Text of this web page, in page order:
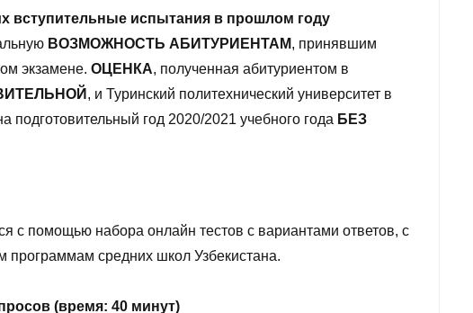
вступительные испытания в прошлом году
ВОЗМОЖНОСТЬ АБИТУРИЕНТАМ, принявшим
экзамене. ОЦЕНКА, полученная абитуриентом в
, и Туринский политехнический университет в
подготовительный год 2020/2021 учебного года БЕЗ
с помощью набора онлайн тестов с вариантами ответов, с
программам средних школ Узбекистана.
(время: 40 минут)